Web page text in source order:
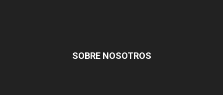
SOBRE NOSOTROS